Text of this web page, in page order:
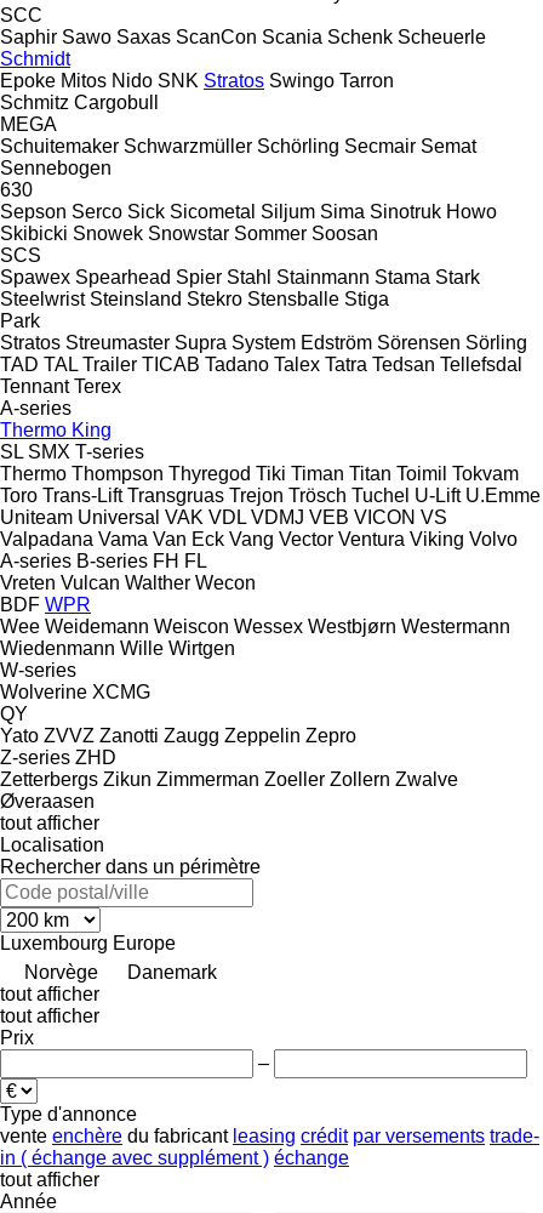
SCC
Saphir Sawo Saxas ScanCon Scania Schenk Scheuerle
Schmidt
Epoke Mitos Nido SNK Stratos Swingo Tarron
Schmitz Cargobull
MEGA
Schuitemaker Schwarzmüller Schörling Secmair Semat
Sennebogen
630
Sepson Serco Sick Sicometal Siljum Sima Sinotruk Howo
Skibicki Snowek Snowstar Sommer Soosan
SCS
Spawex Spearhead Spier Stahl Stainmann Stama Stark
Steelwrist Steinsland Stekro Stensballe Stiga
Park
Stratos Streumaster Supra System Edström Sörensen Sörling
TAD TAL Trailer TICAB Tadano Talex Tatra Tedsan Tellefsdal
Tennant Terex
A-series
Thermo King
SL SMX T-series
Thermo Thompson Thyregod Tiki Timan Titan Toimil Tokvam
Toro Trans-Lift Transgruas Trejon Trösch Tuchel U-Lift U.Emme
Uniteam Universal VAK VDL VDMJ VEB VICON VS
Valpadana Vama Van Eck Vang Vector Ventura Viking Volvo
A-series B-series FH FL
Vreten Vulcan Walther Wecon
BDF WPR
Wee Weidemann Weiscon Wessex Westbjørn Westermann
Wiedenmann Wille Wirtgen
W-series
Wolverine XCMG
QY
Yato ZVVZ Zanotti Zaugg Zeppelin Zepro
Z-series ZHD
Zetterbergs Zikun Zimmerman Zoeller Zollern Zwalve
Øveraasen
tout afficher
Localisation
Rechercher dans un périmètre
Luxembourg Europe
Norvège
Danemark
tout afficher
tout afficher
Prix
–
Type d'annonce
vente enchère du fabricant leasing crédit par versements trade-
in ( échange avec supplément ) échange
tout afficher
Année